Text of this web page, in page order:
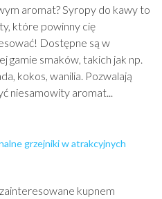
aromat? Syropy do kawy to
które powinny cię
Dostępne są w
gamie smaków, takich jak np.
kokos, wanilia. Pozwalają
niesamowity aromat...
grzejniki w atrakcyjnych
kupnem